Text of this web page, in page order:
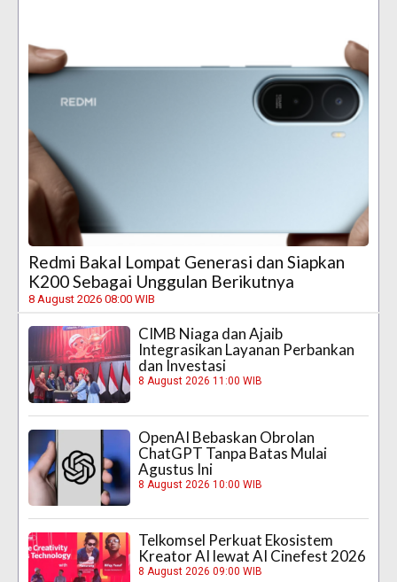
Redmi Bakal Lompat Generasi dan Siapkan
K200 Sebagai Unggulan Berikutnya
8 August 2026 08:00 WIB
CIMB Niaga dan Ajaib
Integrasikan Layanan Perbankan
dan Investasi
8 August 2026 11:00 WIB
OpenAI Bebaskan Obrolan
ChatGPT Tanpa Batas Mulai
Agustus Ini
8 August 2026 10:00 WIB
Telkomsel Perkuat Ekosistem
Kreator AI lewat AI Cinefest 2026
8 August 2026 09:00 WIB